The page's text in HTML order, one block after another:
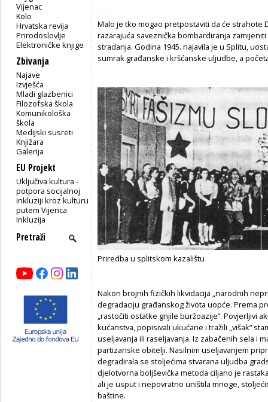
Vijenac
Kolo
Hrvatska revija
Prirodoslovlje
Elektroničke knjige
Zbivanja
Najave
Izvješća
Mladi glazbenici
Filozofska škola
Komunikološka
škola
Medijski susreti
Knjižara
Galerija
EU Projekt
Uključiva kultura -
potpora socijalnoj
inkluziji kroz kulturu
putem Vijenca
Inkluzija
Malo je tko mogao pretpostaviti da će strahote
razarajuća saveznička bombardiranja
stradanja. Godina 1945. najavila je u Splitu,
sumrak građanske i kršćanske uljudbe, a
Priredba u splitskom kazalištu
Nakon brojnih fizičkih likvidacija „narodnih
degradaciju građanskog života uopće. Prema
„rastočiti ostatke gnjile buržoazije“. Povjerljivi
kućanstva, popisivali ukućane i tražili „višak“
useljavanja ili raseljavanja. Iz zabačenih sela i
partizanske obitelji. Nasilnim useljavanjem
degradirala se stoljećima stvarana uljudba
djelotvorna boljševička metoda ciljano je
ali je usput i nepovratno uništila mnoge,
baštine.